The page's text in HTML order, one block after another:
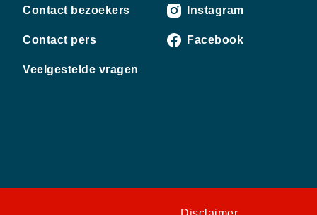
Contact bezoekers
Contact pers
Veelgestelde vragen
Instagram
Facebook